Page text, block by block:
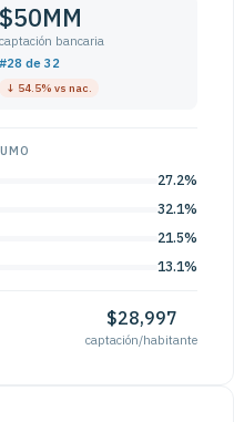
$50MM
captación bancaria
#28 de 32
↓ 54.5% vs nac.
27.2%
32.1%
21.5%
13.1%
$28,997
captación/habitante